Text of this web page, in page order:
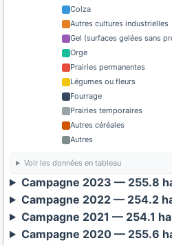
Colza
Autres cultures industrielles
Gel (surfaces gelées sans
Orge
Prairies permanentes
Légumes ou fleurs
Fourrage
Prairies temporaires
Autres céréales
Autres
Voir les données en tableau
Campagne 2023 — 255.8
Campagne 2022 — 254.2
Campagne 2021 — 254.1
Campagne 2020 — 255.6